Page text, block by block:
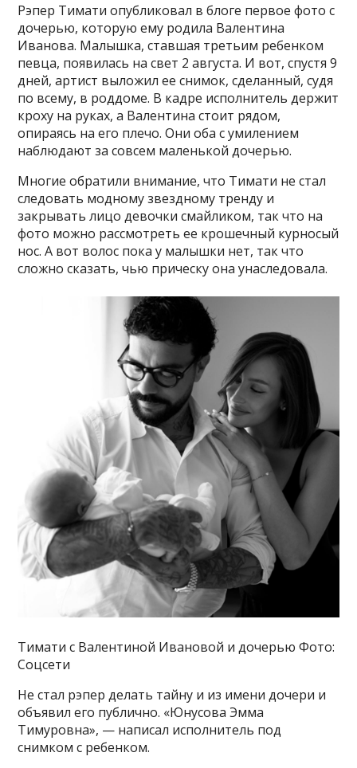
Рэпер Тимати опубликовал в блоге первое фото с
дочерью, которую ему родила Валентина
Иванова. Малышка, ставшая третьим ребенком
певца, появилась на свет 2 августа. И вот, спустя 9
дней, артист выложил ее снимок, сделанный, судя
по всему, в роддоме. В кадре исполнитель держит
кроху на руках, а Валентина стоит рядом,
опираясь на его плечо. Они оба с умилением
наблюдают за совсем маленькой дочерью.
Многие обратили внимание, что Тимати не стал
следовать модному звездному тренду и
закрывать лицо девочки смайликом, так что на
фото можно рассмотреть ее крошечный курносый
нос. А вот волос пока у малышки нет, так что
сложно сказать, чью прическу она унаследовала.
Тимати с Валентиной Ивановой и дочерью Фото:
Соцсети
Не стал рэпер делать тайну и из имени дочери и
объявил его публично. «Юнусова Эмма
Тимуровна», — написал исполнитель под
снимком с ребенком.